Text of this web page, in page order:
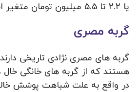
یا 2.2 تا 5.5 میلیون تومان متغیر است.
گربه مصری
گربه های مصری نژادی تاریخی
هستند که از گربه های خانگی خال
در واقع به علت شباهت پوشش